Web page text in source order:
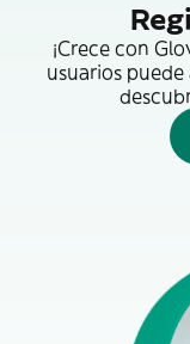
¡Crece con
usuarios